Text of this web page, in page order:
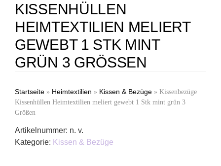
KISSENHÜLLEN
HEIMTEXTILIEN MELIERT
GEWEBT 1 STK MINT
GRÜN 3 GRÖSSEN
Startseite » Heimtextilien » Kissen & Bezüge » Kissenbezüge
Kissenhüllen Heimtextilien meliert gewebt 1 Stk mint grün 3
Größen
Artikelnummer: n. v.
Kategorie: Kissen & Bezüge